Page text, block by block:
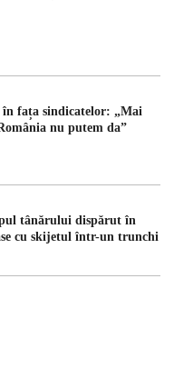
în fața sindicatelor: „Mai
nu putem da”
tânărului dispărut în
cu skijetul într-un trunchi